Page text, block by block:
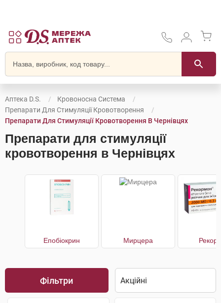
Аптека D.S.
Кровоносна Система
Препарати Для Стимуляції Кровотворення
Препарати Для Стимуляції Кровотворення В Чернівцях
Препарати для стимуляції
кровотворення в Чернівцях
Епобіокрин Мирцера
Фільтри